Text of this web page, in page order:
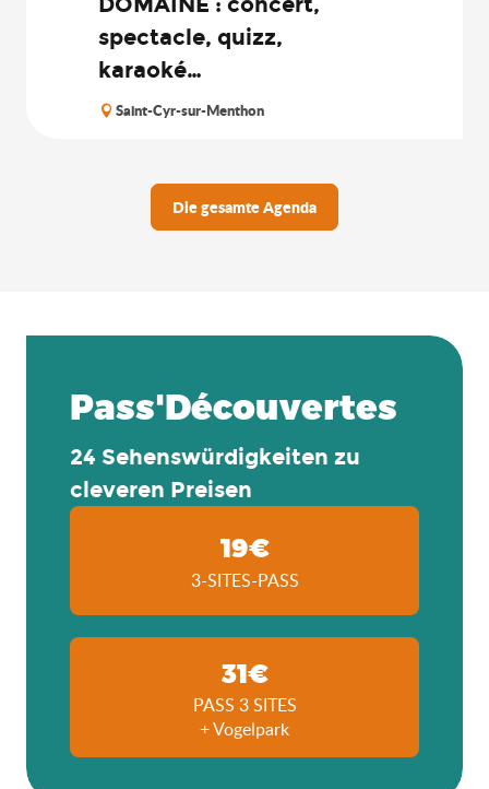
spectacle, quizz,
karaoké…
Saint-Cyr-sur-Menthon
Die gesamte Agenda
Pass'Découvertes
24 Sehenswürdigkeiten zu
cleveren Preisen
19€
3-SITES-PASS
31€
PASS 3 SITES
+ Vogelpark